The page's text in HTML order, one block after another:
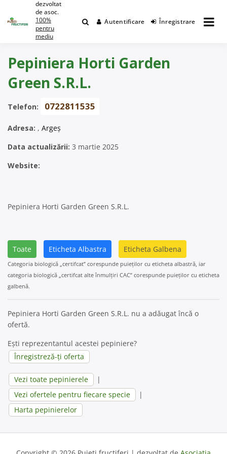
content
dezvoltat
de asoc.
100%
pentru
mediu
Autentificare Înregistrare
Pepiniera Horti Garden
Green S.R.L.
Telefon: 0722811535
Adresa: , Argeș
Data actualizării: 3 martie 2025
Website:
Pepiniera Horti Garden Green S.R.L.
Toate Eticheta Albastra Eticheta Galbena
Categoria biologică „certifcat” corespunde puieților cu eticheta albastră, iar
categoria biologică „certifcat alte înmulțiri CAC” corespunde puieților cu eticheta
galbenă.
Pepiniera Horti Garden Green S.R.L. nu a adăugat încă o
ofertă.
Ești reprezentantul acestei pepiniere?
Înregistreză-ți oferta
Vezi toate pepinierele
|
Vezi ofertele pentru fiecare specie
|
Harta pepinierelor